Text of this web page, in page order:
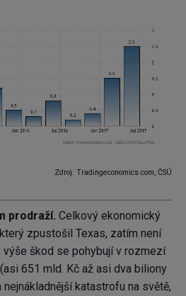
Zdroj: Tradingeconomics.com, ČSÚ
prodraží. Celkový ekonomický
zpustošil Texas, zatím není
výše škod se pohybují v rozmezí
651 mld. Kč až asi dva biliony
katastrofu na světě,